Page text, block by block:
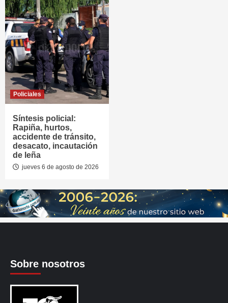
Policiales
Síntesis policial:
Rapiña, hurtos,
accidente de tránsito,
desacato, incautación
de leña
jueves 6 de agosto de 2026
Sobre nosotros